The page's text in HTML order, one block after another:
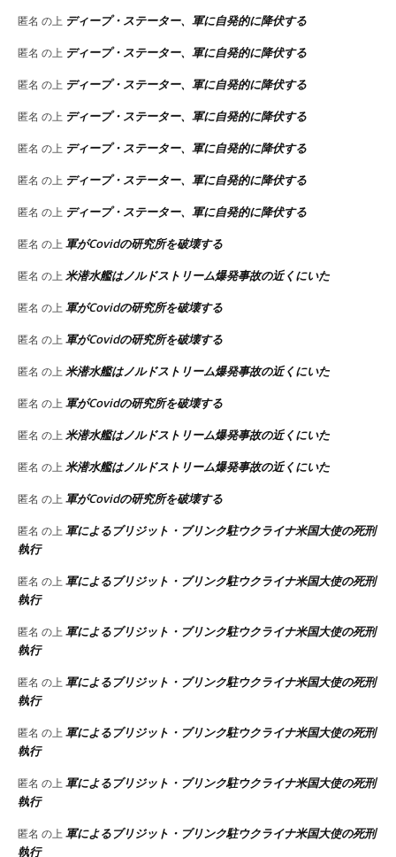
匿名 の上 ディープ・ステーター、軍に自発的に降伏する
匿名 の上 ディープ・ステーター、軍に自発的に降伏する
匿名 の上 ディープ・ステーター、軍に自発的に降伏する
匿名 の上 ディープ・ステーター、軍に自発的に降伏する
匿名 の上 ディープ・ステーター、軍に自発的に降伏する
匿名 の上 ディープ・ステーター、軍に自発的に降伏する
匿名 の上 ディープ・ステーター、軍に自発的に降伏する
匿名 の上軍がCovidの研究所を破壊する
匿名 の上米潜水艦はノルドストリーム爆発事故の近くにいた
匿名 の上軍がCovidの研究所を破壊する
匿名 の上軍がCovidの研究所を破壊する
匿名 の上米潜水艦はノルドストリーム爆発事故の近くにいた
匿名 の上軍がCovidの研究所を破壊する
匿名 の上米潜水艦はノルドストリーム爆発事故の近くにいた
匿名 の上米潜水艦はノルドストリーム爆発事故の近くにいた
匿名 の上軍がCovidの研究所を破壊する
匿名 の上軍によるブリジット・ブリンク駐ウクライナ米国大使の死刑
執行
匿名 の上軍によるブリジット・ブリンク駐ウクライナ米国大使の死刑
執行
匿名 の上軍によるブリジット・ブリンク駐ウクライナ米国大使の死刑
執行
匿名 の上軍によるブリジット・ブリンク駐ウクライナ米国大使の死刑
執行
匿名 の上軍によるブリジット・ブリンク駐ウクライナ米国大使の死刑
執行
匿名 の上軍によるブリジット・ブリンク駐ウクライナ米国大使の死刑
執行
匿名 の上軍によるブリジット・ブリンク駐ウクライナ米国大使の死刑
執行